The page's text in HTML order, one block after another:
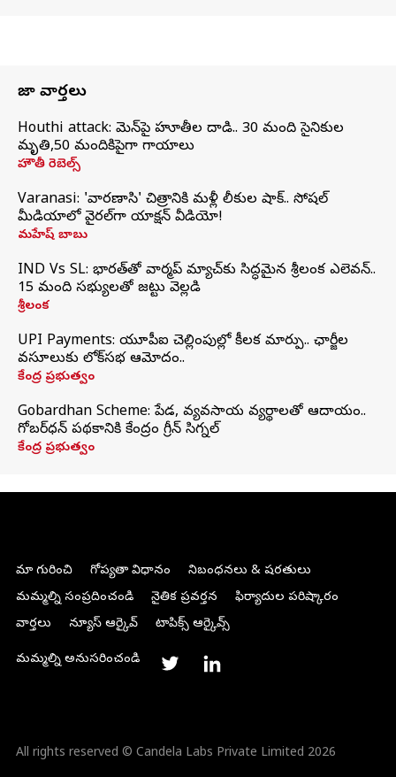
తాజా వార్తలు
Houthi attack: యెమెన్‌పై హూతీల దాడి.. 30 మంది సైనికుల
మృతి,50 మందికిపైగా గాయాలు
హౌతీ రెబెల్స్
Varanasi: 'వారణాసి' చిత్రానికి మళ్లీ లీకుల షాక్.. సోషల్
మీడియాలో వైరల్‌గా యాక్షన్ వీడియో!
మహేష్ బాబు
IND Vs SL: భారత్‌తో వార్మప్‌ మ్యాచ్‌కు సిద్ధమైన శ్రీలంక ఎలెవన్..
15 మంది సభ్యులతో జట్టు వెల్లడి
శ్రీలంక
UPI Payments: యూపీఐ చెల్లింపుల్లో కీలక మార్పు.. ఛార్జీల
వసూలుకు లోక్‌సభ ఆమోదం..
కేంద్ర ప్రభుత్వం
Gobardhan Scheme: పేడ, వ్యవసాయ వ్యర్థాలతో ఆదాయం..
గోబర్‌ధన్ పథకానికి కేంద్రం గ్రీన్ సిగ్నల్
కేంద్ర ప్రభుత్వం
మా గురించి గోప్యతా విధానం
నిబంధనలు & షరతులు
మమ్మల్ని సంప్రదించండి
నైతిక ప్రవర్తన
ఫిర్యాదుల పరిష్కారం
వార్తలు
న్యూస్ ఆర్కైవ్ టాపిక్స్ ఆర్కైవ్స్
మమ్మల్ని అనుసరించండి
All rights reserved © Candela Labs Private Limited 2026